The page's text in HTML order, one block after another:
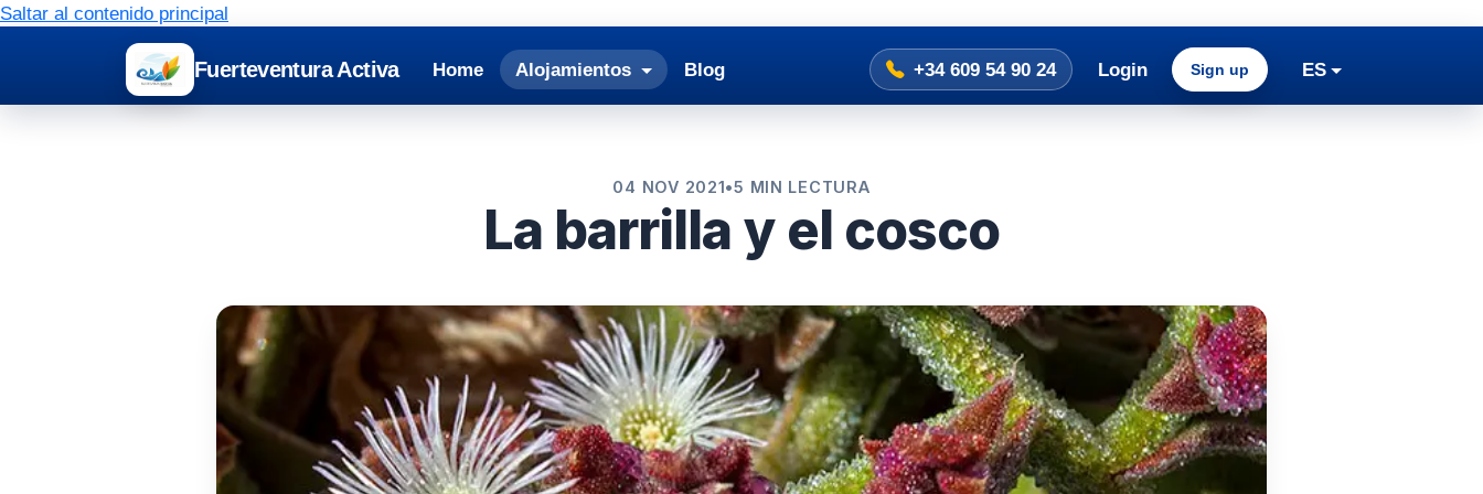
Saltar al contenido principal
Fuerteventura Activa Home Alojamientos Blog +34 609 54 90 24 Login Sign up ES
04 NOV 2021•5 MIN LECTURA
La barrilla y el cosco